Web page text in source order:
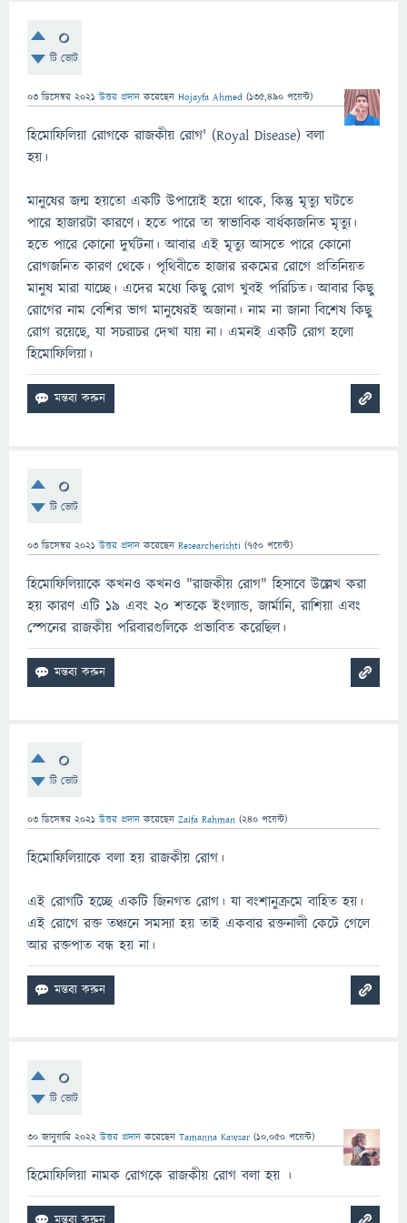
0
টি ভোট
03 ডিসেম্বর 2021 উত্তর প্রদান করেছেন Hojayfa Ahmed (135,490 পয়েন্ট)
হিমোফিলিয়া রোগকে রাজকীয় রোগ' (Royal Disease) বলা
হয়।
মানুষের জন্ম হয়তো একটি উপায়েই হয়ে থাকে, কিন্তু মৃত্যু ঘটতে
পারে হাজারটা কারণে। হতে পারে তা স্বাভাবিক বার্ধক্যজনিত মৃত্যু।
হতে পারে কোনো দুর্ঘটনা। আবার এই মৃত্যু আসতে পারে কোনো
রোগজনিত কারণ থেকে। পৃথিবীতে হাজার রকমের রোগে প্রতিনিয়ত
মানুষ মারা যাচ্ছে। এদের মধ্যে কিছু রোগ খুবই পরিচিত। আবার কিছু
রোগের নাম বেশির ভাগ মানুষেরই অজানা। নাম না জানা বিশেষ কিছু
রোগ রয়েছে, যা সচরাচর দেখা যায় না। এমনই একটি রোগ হলো
হিমোফিলিয়া।
0
টি ভোট
03 ডিসেম্বর 2021 উত্তর প্রদান করেছেন Researcherishti (750 পয়েন্ট)
হিমোফিলিয়াকে কখনও কখনও "রাজকীয় রোগ" হিসাবে উল্লেখ করা
হয় কারণ এটি 19 এবং 20 শতকে ইংল্যান্ড, জার্মানি, রাশিয়া এবং
স্পেনের রাজকীয় পরিবারগুলিকে প্রভাবিত করেছিল।
0
টি ভোট
03 ডিসেম্বর 2021 উত্তর প্রদান করেছেন Zaifa Rahman (240 পয়েন্ট)
হিমোফিলিয়াকে বলা হয় রাজকীয় রোগ।
এই রোগটি হচ্ছে একটি জিনগত রোগ। যা বংশানুক্রমে বাহিত হয়।
এই রোগে রক্ত তঞ্চনে সমস্যা হয় তাই একবার রক্তনালী কেটে গেলে
আর রক্তপাত বন্ধ হয় না।
0
টি ভোট
30 জানুয়ারি 2022 উত্তর প্রদান করেছেন Tamanna Kawsar (10,050 পয়েন্ট)
হিমোফিলিয়া নামক রোগকে রাজকীয় রোগ বলা হয় ।